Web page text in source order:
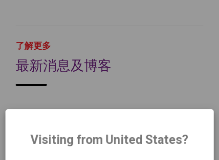
了解更多
最新消息及博客
Visiting from United States?